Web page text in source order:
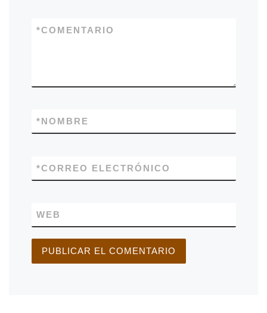
COMENTARIO
*
NOMBRE
*
CORREO ELECTRÓNICO
*
WEB